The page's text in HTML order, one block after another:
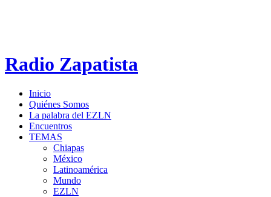
Radio Zapatista
Inicio
Quiénes Somos
La palabra del EZLN
Encuentros
TEMAS
Chiapas
México
Latinoamérica
Mundo
EZLN